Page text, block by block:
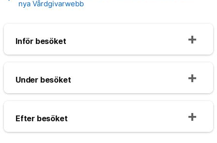
nya Vårdgivarwebb
Inför besöket
Under besöket
Efter besöket